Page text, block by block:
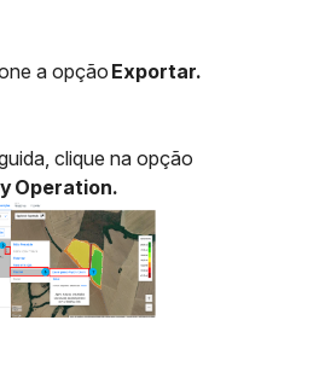
a opção Exportar.
clique na opção
Operation.